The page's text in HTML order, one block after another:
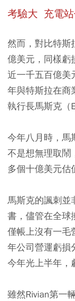
考驗大 充電
然而，對比特
億美元，同樣虧
近一千五百億美
年與特斯拉在商
執行長馬斯克（
今年八月時，馬
不是想無理取鬧
多個十億美元估
馬斯克的諷刺並
書，儘管在全球
僅帳上沒有一
年公司營運虧損
今年光上半年，
雖然Rivian第一